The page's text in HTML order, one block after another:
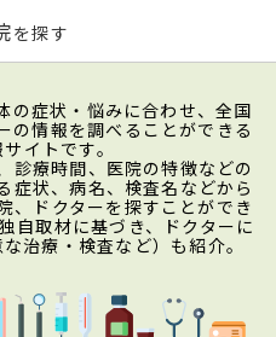
を探す
の症状・悩みに合わせ、全国
の情報を調べることができる
イトです。
診療時間、医院の特徴などの
症状、病名、検査名などから
、ドクターを探すことができ
自取材に基づき、ドクターに
治療・検査など）も紹介。